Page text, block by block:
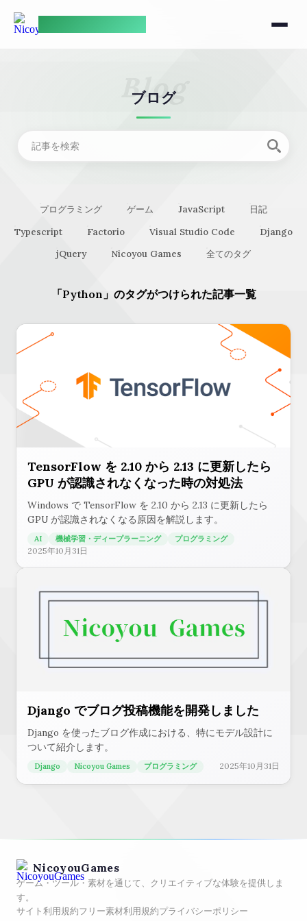
Blog
ブログ
プログラミング ゲーム JavaScript
日記
Typescript
Factorio Visual Studio Code
Django
jQuery
Nicoyou Games 全てのタグ
「Python」のタグがつけられた記事一覧
TensorFlow を 2.10 から 2.13 に更新したら
GPU が認識されなくなった時の対処法
Windows で TensorFlow を 2.10 から 2.13 に更新したら
GPU が認識されなくなる原因を解説します。
AI 機械学習・ディープラーニング プログラミング
2025年10月31日
Django でブログ投稿機能を開発しました
Django を使ったブログ作成における、特にモデル設計に
ついて紹介します。
Django Nicoyou Games プログラミング 2025年10月31日
NicoyouGames
ゲーム・ツール・素材を通じて、クリエイティブな体験を提供しま
す。
サイト利用規約フリー素材利用規約プライバシーポリシー